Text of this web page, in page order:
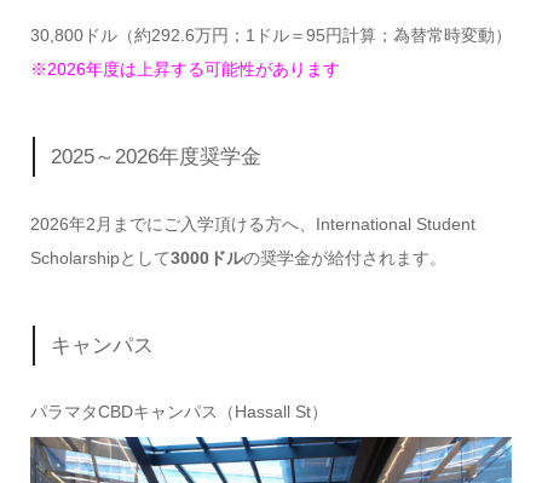
30,800ドル（約292.6万円；1ドル＝95円計算；為替常時変動）
※2026年度は上昇する可能性があります
2025～2026年度奨学金
2026年2月までにご入学頂ける方へ、International Student
Scholarshipとして3000ドルの奨学金が給付されます。
キャンパス
パラマタCBDキャンパス（Hassall St）